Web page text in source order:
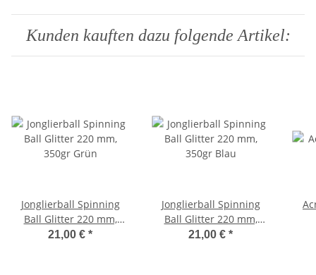
Kunden kauften dazu folgende Artikel:
Jonglierball Spinning
Ball Glitter 220 mm,
350gr Grün
21,00 € *
Jonglierball Spinning
Ball Glitter 220 mm,
350gr Blau
21,00 € *